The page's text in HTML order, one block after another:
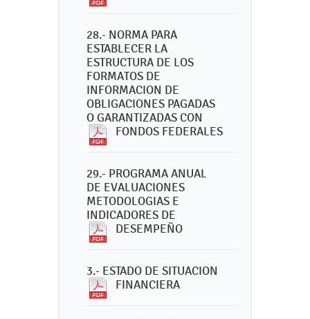
28.- NORMA PARA
ESTABLECER LA
ESTRUCTURA DE LOS
FORMATOS DE
INFORMACION DE
OBLIGACIONES PAGADAS
O GARANTIZADAS CON
FONDOS FEDERALES
29.- PROGRAMA ANUAL
DE EVALUACIONES
METODOLOGIAS E
INDICADORES DE
DESEMPEÑO
3.- ESTADO DE SITUACION
FINANCIERA